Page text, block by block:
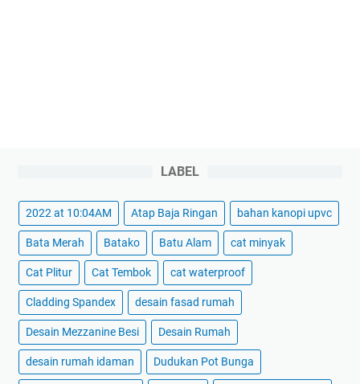
LABEL
2022 at 10:04AM Atap Baja Ringan bahan kanopi upvc
Bata Merah Batako Batu Alam cat minyak
Cat Plitur Cat Tembok cat waterproof
Cladding Spandex desain fasad rumah
Desain Mezzanine Besi Desain Rumah
desain rumah idaman Dudukan Pot Bunga